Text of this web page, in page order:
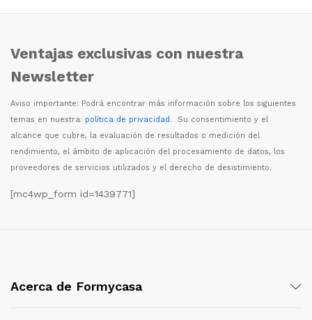
Ventajas exclusivas con nuestra
Newsletter
Aviso importante: Podrá encontrar más información sobre los siguientes
temas en nuestra: política de privacidad. Su consentimiento y el
alcance que cubre, la evaluación de resultados o medición del
rendimiento, el ámbito de aplicación del procesamiento de datos, los
proveedores de servicios utilizados y el derecho de desistimiento.
[mc4wp_form id=1439771]
Acerca de Formycasa